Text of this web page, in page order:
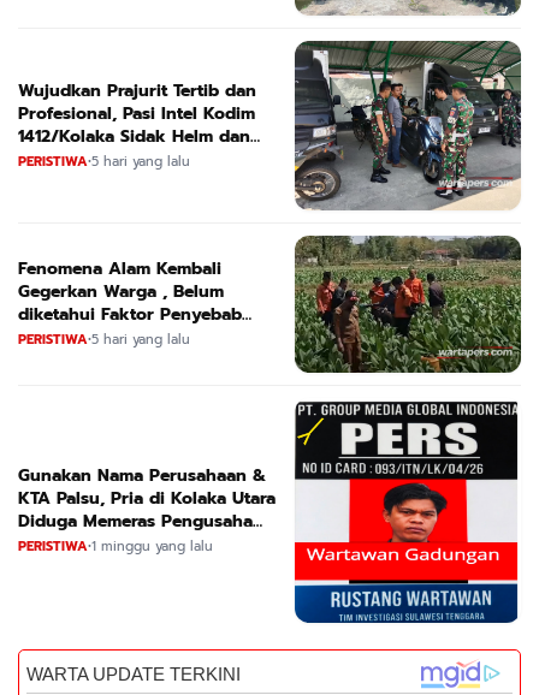
Wujudkan Prajurit Tertib dan
Profesional, Pasi Intel Kodim
1412/Kolaka Sidak Helm dan
Kendaraan
PERISTIWA•5 hari yang lalu
Fenomena Alam Kembali
Gegerkan Warga , Belum
diketahui Faktor Penyebab
Suara
PERISTIWA•5 hari yang lalu
Gunakan Nama Perusahaan &
KTA Palsu, Pria di Kolaka Utara
Diduga Memeras Pengusaha
Tambang dan Minyak
PERISTIWA•1 minggu yang lalu